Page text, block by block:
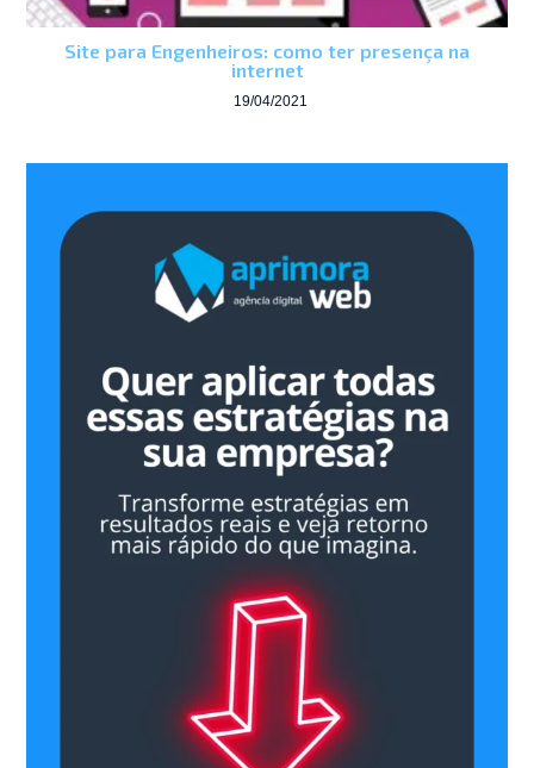
Site para Engenheiros: como ter presença na
internet
19/04/2021